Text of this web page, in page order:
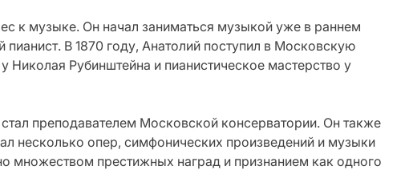
к музыке. Он начал заниматься музыкой уже в раннем
пианист. В 1870 году, Анатолий поступил в Московскую
Николая Рубинштейна и пианистическое мастерство у
преподавателем Московской консерватории. Он также
несколько опер, симфонических произведений и музыки
множеством престижных наград и признанием как одного